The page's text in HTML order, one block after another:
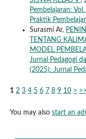
Pembelajaran:
Praktik
Surasmi Ar,
TENTANG
MODEL
Jurnal Pedagogi
(2025): Jurnal
1 2 3 4 5 6 7 8 9 10 > >>
You may also start an